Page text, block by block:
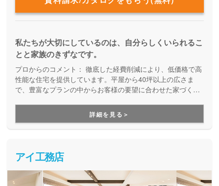
私たちが大切にしているのは、自分らしくいられるこ
とと家族のきずなです。
プロからのコメント： 徹底した経費削減により、低価格で高
性能な住宅を提供しています。平屋から40坪以上の広さま
で、豊富なプランの中からお客様の要望に合わせた家づくり
ず、予算内で快適な住まいを建てたい方にオススメです。
詳細を見る＞
アイ工務店